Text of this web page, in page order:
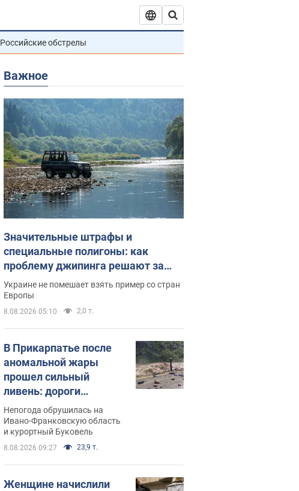
Российские обстрелы
Важное
Значительные штрафы и
специальные полигоны: как
проблему джипинга решают за
границей
Украине не помешает взять пример со стран
Европы
8.08.2026 05:10 2,0 т.
В Прикарпатье после
аномальной жары
прошел сильный
ливень: дороги
превратились в реки.
Видео
Непогода обрушилась на
Ивано-Франковскую область
и курортный Буковель
8.08.2026 09:27 23,9 т.
Женщине начислили